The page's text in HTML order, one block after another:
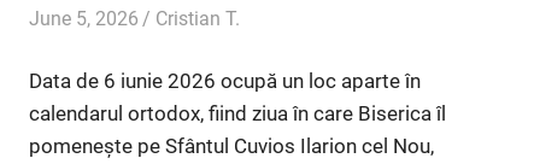
June 5, 2026 Cristian T.
Data de 6 iunie 2026 ocupă un loc aparte în
calendarul ortodox, fiind ziua în care Biserica îl
pomenește pe Sfântul Cuvios Ilarion cel Nou,